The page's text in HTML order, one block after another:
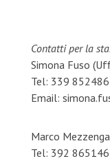
Contatti per la
Simona Fuso
Tel: 339
Email:
Marco
Tel: 392